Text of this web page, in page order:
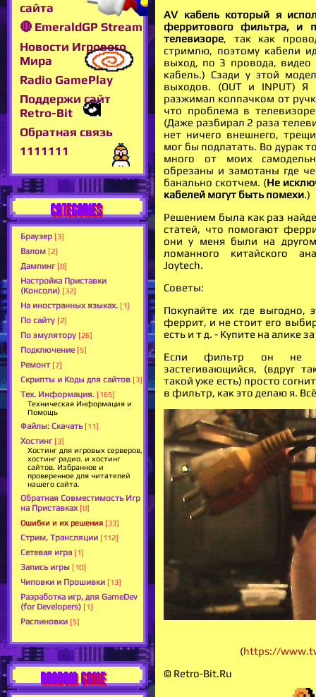
сайта
🔴 EmeraldGP Stream
Новости Игрового
Мира
Radio GamePlay
Поддержи сайт
Retro-Bit
Обратная связь
1111111
CATEGORIES
Браузер [3]
Взлом [2]
Дампинг [0]
Настройка Приставки
(Консоли) [32]
На иностранных языках. [1]
По сайту [2]
По эмулятору [26]
Подключение [5]
Ремонт [7]
Скрипты и Коды для сайтов [3]
Тех. Информация. [165]
Техническая Информация и
Помощь
Файлы: Скачать [11]
Хостинг [3]
Хостинг для игровых серверов,
хостинг радио. и хостинг
сайтов. Избранное и
проверенное для читателей
нашего сайта.
Обратная Совместимость Игр
на Приставках [0]
Ошибки и их решения [33]
Стрим, Трансляции [112]
Сетевая игра [1]
Запись игры [10]
Чиповки и Прошивки [13]
Разработка игр, для GameDev
(for Developers) [1]
Распиновки [5]
RANDOM GAME
AV кабель который я
ферритового фильтра, и
телевизоре, так как
стримлю, поэтому кабели
выход, по 3 провода, видео
кабель.) Сзади у этой
выходов. (OUT и INPUT)
разжимал колпачком от
что проблема в
(Даже разбирал 2 раза
нет ничего внешнего,
мог бы подлатать. Во дурак
много от моих
обрезаны и замотаны где
банально скотчем. (Не
кабелей могут быть помехи.)
Решением была как раз
статей, что помогают
они у меня были на
ломанного китайского
Joytech.
Советы:
Покупайте их где выгодно,
феррит, и не стоит его
есть и т д. - Купите на алике
Если фильтр он не
застегивающийся, (вдруг
такой уже есть) просто
в фильтр, как это делаю я.
(https://
© Retro-Bit.Ru